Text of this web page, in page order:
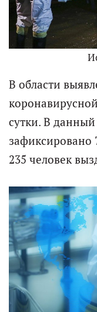
В области
сутки. В
зафиксировано
235 человек